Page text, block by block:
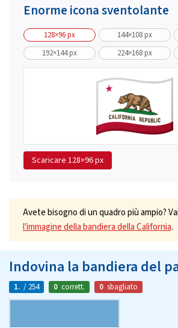
Enorme icona sventolante
128×96 px 144×108 px
192×144 px
224×168 px
Scaricare 128×96 px
Avete bisogno di un quadro più ampio?
l'immagine della bandiera della California.
Indovina la bandiera del
1. / 254 0 corrett. 0 sbagliato